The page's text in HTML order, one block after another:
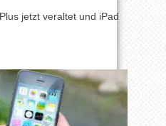
jetzt veraltet und iPad